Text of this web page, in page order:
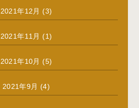
2021年12月 (3)
2021年11月 (1)
2021年10月 (5)
2021年9月 (4)